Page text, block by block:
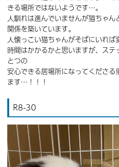
きる場所ではないようです…。
人馴れは進んでいませんが猫ちゃ
関係を築いています。
人懐っこい猫ちゃんがそばにいれ
時間はかかるかと思いますが、ス
とつの
安心できる居場所になってくださ
ます…！！！
R8-30